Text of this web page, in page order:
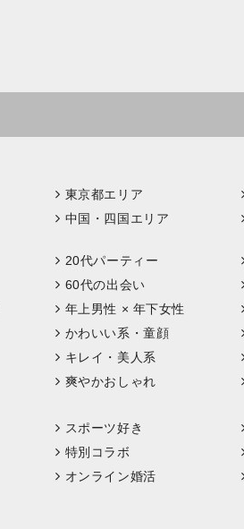
東京都エリア
中国・四国エリア
20代パーティー
60代の出会い
年上男性 × 年下女性
かわいい系・童顔
キレイ・美人系
爽やかおしゃれ
スポーツ好き
特別コラボ
オンライン婚活